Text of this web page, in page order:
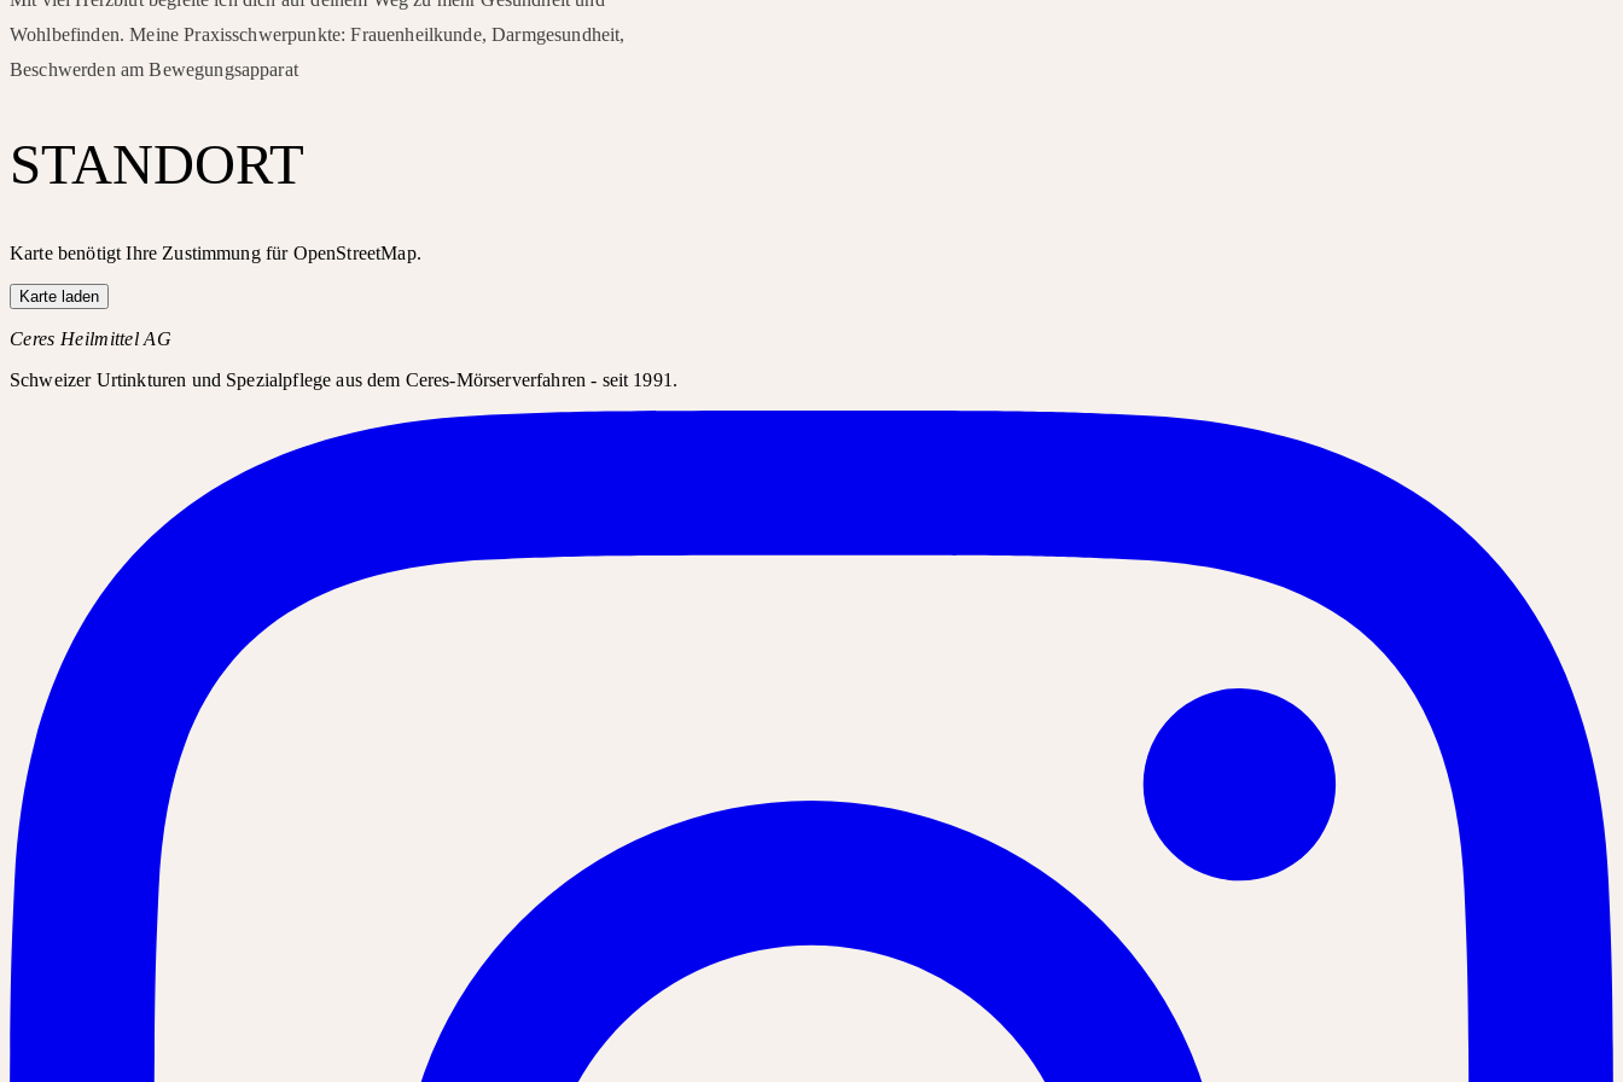
Wohlbefinden. Meine Praxisschwerpunkte: Frauenheilkunde, Darmgesundheit,
Beschwerden am Bewegungsapparat
STANDORT
Karte benötigt Ihre Zustimmung für OpenStreetMap.
Karte laden
Ceres Heilmittel AG
Schweizer Urtinkturen und Spezialpflege aus dem Ceres-Mörserverfahren - seit 1991.